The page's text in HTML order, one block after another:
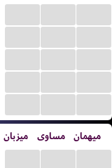
میزبان مساوی میهمان